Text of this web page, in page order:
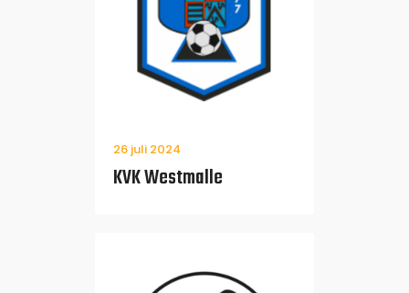
26 juli 2024
KVK Westmalle